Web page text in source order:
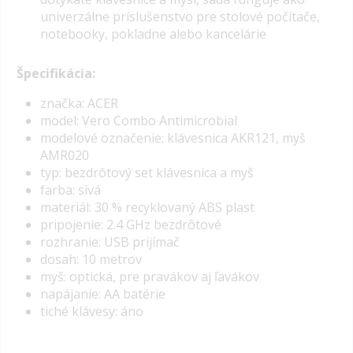
univerzálne príslušenstvo pre stolové počítače,
notebooky, pokladne alebo kancelárie
Špecifikácia:
značka: ACER
model: Vero Combo Antimicrobial
modelové označenie: klávesnica AKR121, myš
AMR020
typ: bezdrôtový set klávesnica a myš
farba: sivá
materiál: 30 % recyklovanýABS plast
pripojenie: 2.4 GHz bezdrôtové
rozhranie: USB prijímač
dosah: 10 metrov
myš: optická, pre pravákov aj ľavákov
napájanie: AA batérie
tiché klávesy: áno